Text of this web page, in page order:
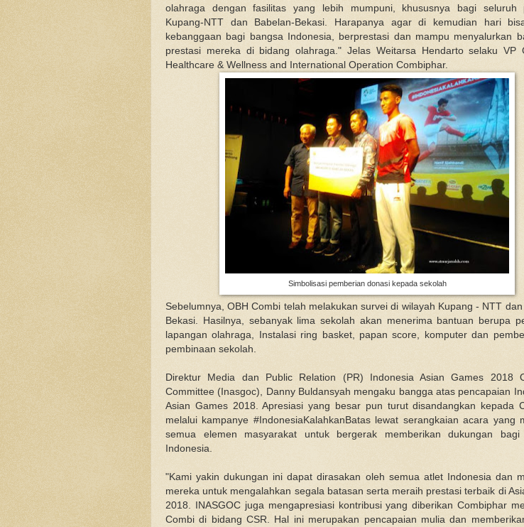
olahraga dengan fasilitas yang lebih mumpuni, khususnya bagi seluruh
Kupang-NTT dan Babelan-Bekasi. Harapanya agar di kemudian hari
kebanggaan bagi bangsa Indonesia, berprestasi dan mampu menyalurkan
prestasi mereka di bidang olahraga." Jelas Weitarsa Hendarto selaku VP
Healthcare & Wellness and International Operation Combiphar.
Simbolisasi pemberian donasi kepada sekolah
Sebelumnya, OBH Combi telah melakukan survei di wilayah Kupang - NTT
Bekasi. Hasilnya, sebanyak lima sekolah akan menerima bantuan berupa
lapangan olahraga, Instalasi ring basket, papan score, komputer dan
pembinaan sekolah.
Direktur Media dan Public Relation (PR) Indonesia Asian Games 2018
Committee (Inasgoc), Danny Buldansyah mengaku bangga atas pencapaian
Asian Games 2018. Apresiasi yang besar pun turut disandangkan kepada
melalui kampanye #IndonesiaKalahkanBatas lewat serangkaian acara yang
semua elemen masyarakat untuk bergerak memberikan dukungan bagi
Indonesia.
"Kami yakin dukungan ini dapat dirasakan oleh semua atlet Indonesia dan
mereka untuk mengalahkan segala batasan serta meraih prestasi terbaik di
2018. INASGOC juga mengapresiasi kontribusi yang diberikan Combiphar
Combi di bidang CSR. Hal ini merupakan pencapaian mulia dan